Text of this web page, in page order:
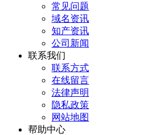
常见问题
域名资讯
知产资讯
公司新闻
联系我们
联系方式
在线留言
法律声明
隐私政策
网站地图
帮助中心